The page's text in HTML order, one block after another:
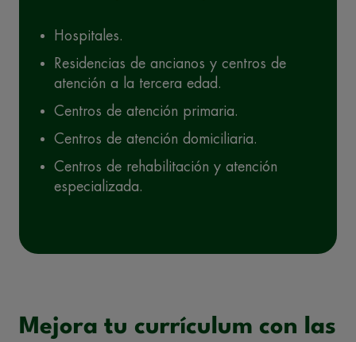
Hospitales.
Residencias de ancianos y centros de
atención a la tercera edad.
Centros de atención primaria.
Centros de atención domiciliaria.
Centros de rehabilitación y atención
especializada.
Mejora tu currículum con las